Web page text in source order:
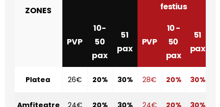
ZONES
festius
PVP
10-
50
pax
51
pax
PVP
10 -
50
pax
51
pax
Platea 26€ 20% 30% 28€ 20% 30%
Amfiteatre 24€ 20% 30% 24€ 20% 30%